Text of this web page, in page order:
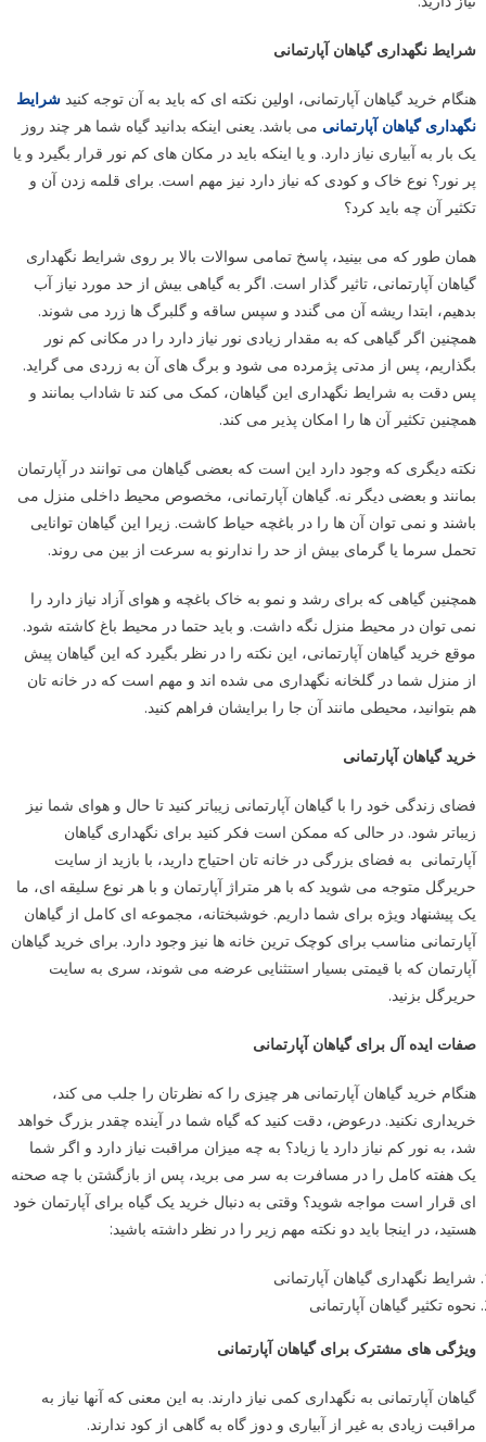
شرایط نگهداری گیاهان آپارتمانی
هنگام خرید گیاهان آپارتمانی، اولین نکته ای که باید به آن توجه کنید شرایط
نگهداری گیاهان آپارتمانی می باشد. یعنی اینکه بدانید گیاه شما هر چند روز
یک بار به آبیاری نیاز دارد. و یا اینکه باید در مکان های کم نور قرار بگیرد و یا
پر نور؟ نوع خاک و کودی که نیاز دارد نیز مهم است. برای قلمه زدن آن و
تکثیر آن چه باید کرد؟
همان طور که می بینید، پاسخ تمامی سوالات بالا بر روی شرایط نگهداری
گیاهان آپارتمانی، تاثیر گذار است. اگر به گیاهی بیش از حد مورد نیاز آب
بدهیم، ابتدا ریشه آن می گندد و سپس ساقه و گلبرگ ها زرد می شوند.
همچنین اگر گیاهی که به مقدار زیادی نور نیاز دارد را در مکانی کم نور
بگذاریم، پس از مدتی پژمرده می شود و برگ های آن به زردی می گراید.
پس دقت به شرایط نگهداری این گیاهان، کمک می کند تا شاداب بمانند و
همچنین تکثیر آن ها را امکان پذیر می کند.
نکته دیگری که وجود دارد این است که بعضی گیاهان می توانند در آپارتمان
بمانند و بعضی دیگر نه. گیاهان آپارتمانی، مخصوص محیط داخلی منزل می
باشند و نمی توان آن ها را در باغچه حیاط کاشت. زیرا این گیاهان توانایی
تحمل سرما یا گرمای بیش از حد را ندارنو به سرعت از بین می روند.
همچنین گیاهی که برای رشد و نمو به خاک باغچه و هوای آزاد نیاز دارد را
نمی توان در محیط منزل نگه داشت. و باید حتما در محیط باغ کاشته شود.
موقع خرید گیاهان آپارتمانی، این نکته را در نظر بگیرد که این گیاهان پیش
از منزل شما در گلخانه نگهداری می شده اند و مهم است که در خانه تان
هم بتوانید، محیطی مانند آن جا را برایشان فراهم کنید.
خرید گیاهان آپارتمانی
فضای زندگی خود را با گیاهان آپارتمانی زیباتر کنید تا حال و هوای شما نیز
زیباتر شود. در حالی که ممکن است فکر کنید برای نگهداری گیاهان
آپارتمانی به فضای بزرگی در خانه تان احتیاج دارید، با بازید از سایت
حریرگل متوجه می شوید که با هر متراژ آپارتمان و با هر نوع سلیقه ای، ما
یک پیشنهاد ویژه برای شما داریم. خوشبختانه، مجموعه ای کامل از گیاهان
آپارتمانی مناسب برای کوچک ترین خانه ها نیز وجود دارد. برای خرید گیاهان
آپارتمان که با قیمتی بسیار استثنایی عرضه می شوند، سری به سایت
حریرگل بزنید.
صفات ایده آل برای گیاهان آپارتمانی
هنگام خرید گیاهان آپارتمانی هر چیزی را که نظرتان را جلب می کند،
خریداری نکنید. درعوض، دقت کنید که گیاه شما در آینده چقدر بزرگ خواهد
شد، به نور کم نیاز دارد یا زیاد؟ به چه میزان مراقبت نیاز دارد و اگر شما
یک هفته کامل را در مسافرت به سر می برید، پس از بازگشتن با چه صحنه
ای قرار است مواجه شوید؟ وقتی به دنبال خرید یک گیاه برای آپارتمان خود
هستید، در اینجا باید دو نکته مهم زیر را در نظر داشته باشید:
شرایط نگهداری گیاهان آپارتمانی
نحوه تکثیر گیاهان آپارتمانی
ویژگی های مشترک برای گیاهان آپارتمانی
گیاهان آپارتمانی به نگهداری کمی نیاز دارند. به این معنی که آنها نیاز به
مراقبت زیادی به غیر از آبیاری و دوز گاه به گاهی از کود ندارند.